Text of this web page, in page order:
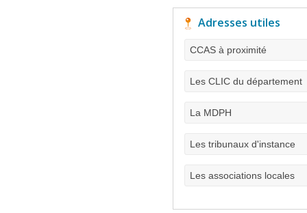
Adresses utiles
CCAS à proximité
Les CLIC du département
La MDPH
Les tribunaux d'instance
Les associations locales